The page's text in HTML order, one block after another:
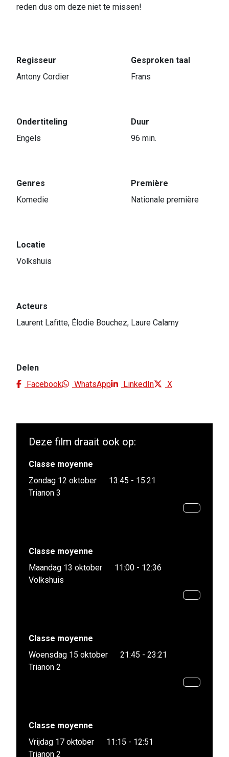
reden dus om deze niet te missen!
Regisseur
Antony Cordier
Gesproken taal
Frans
Ondertiteling
Engels
Duur
96 min.
Genres
Komedie
Première
Nationale première
Locatie
Volkshuis
Acteurs
Laurent Lafitte, Élodie Bouchez, Laure Calamy
Delen
Facebook
WhatsApp LinkedIn X
Deze film draait ook op:
Classe moyenne
Zondag 12 oktober
13:45 - 15:21
Trianon 3
Classe moyenne
Maandag 13 oktober
11:00 - 12:36
Volkshuis
Classe moyenne
Woensdag 15 oktober
21:45 - 23:21
Trianon 2
Classe moyenne
Vrijdag 17 oktober
11:15 - 12:51
Trianon 2